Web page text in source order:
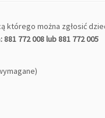
którego można zgłosić
772 008 lub 881 772 005